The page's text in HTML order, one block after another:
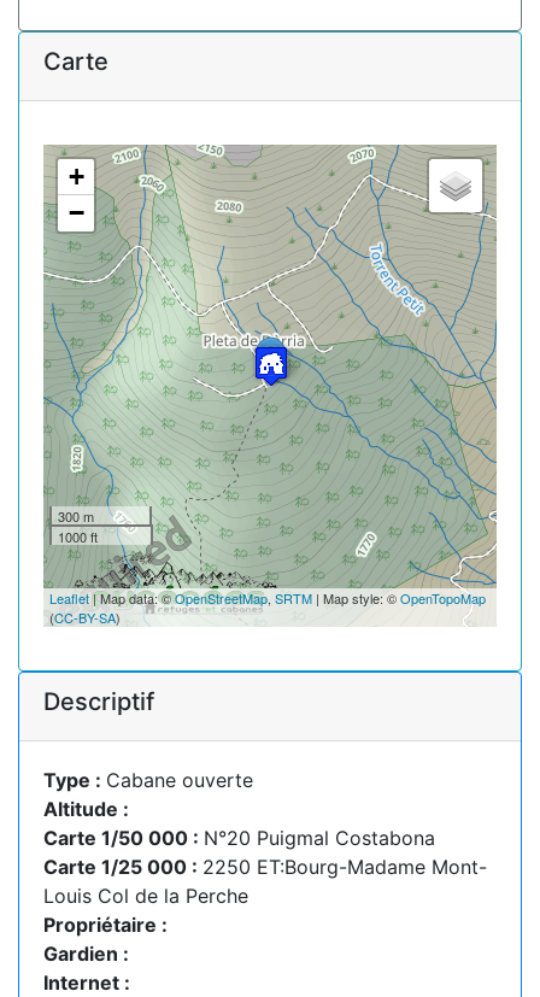
Carte
+
−
300 m
1000 ft
Leaflet| Map data: ©OpenStreetMap, SRTM | Map style: ©OpenTopoMap
(CC-BY-SA)
Descriptif
Type : Cabane ouverte
Altitude :
Carte 1/50 000 : N°20 Puigmal Costabona
Carte 1/25 000 : 2250 ET:Bourg-Madame Mont-
Louis Col de la Perche
Propriétaire :
Gardien :
Internet :